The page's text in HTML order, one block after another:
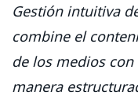
Gestión intuitiva
combine el
de los medios
manera